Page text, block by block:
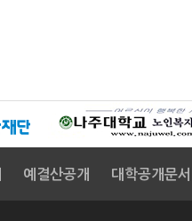
예결산공개 대학공개문서